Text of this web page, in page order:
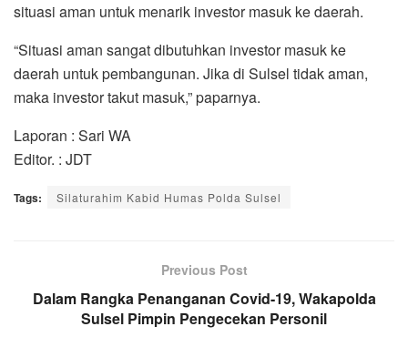
situasi aman untuk menarik investor masuk ke daerah.
“Situasi aman sangat dibutuhkan investor masuk ke
daerah untuk pembangunan. Jika di Sulsel tidak aman,
maka investor takut masuk,” paparnya.
Laporan : Sari WA
Editor. : JDT
Tags: Silaturahim Kabid Humas Polda Sulsel
Previous Post
Dalam Rangka Penanganan Covid-19, Wakapolda
Sulsel Pimpin Pengecekan Personil